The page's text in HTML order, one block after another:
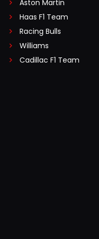
Aston Martin
Haas F1 Team
Racing Bulls
Williams
Cadillac F1 Team